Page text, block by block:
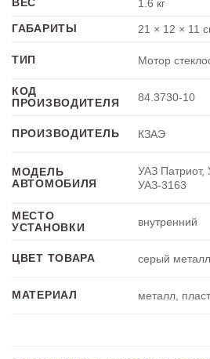
1.6 кг
ГАБАРИТЫ
21 × 12 × 11
ТИП Мотор
КОД
ПРОИЗВОДИТЕЛЯ
84.3730-10
ПРОИЗВОДИТЕЛЬ КЗАЭ
МОДЕЛЬ
АВТОМОБИЛЯ
УАЗ
УАЗ-3163
МЕСТО
УСТАНОВКИ
внутренний
ЦВЕТ ТОВАРА серый
МАТЕРИАЛ металл,